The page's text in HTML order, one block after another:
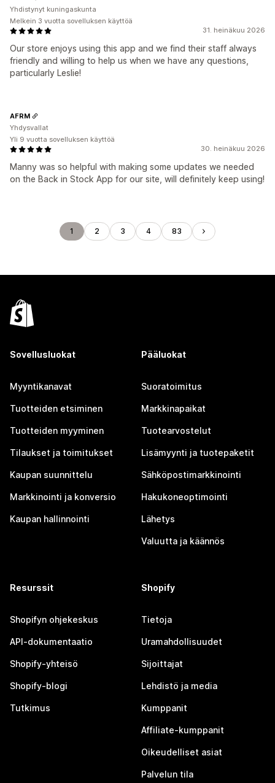
31. heinäkuu 2026
Our store enjoys using this app and we find their staff always
friendly and willing to help us when we have any questions,
particularly Leslie!
Yhdistynyt kuningaskunta
Melkein 3 vuotta sovelluksen käyttöä
30. heinäkuu 2026
Manny was so helpful with making some updates we needed
on the Back in Stock App for our site, will definitely keep using!
AFRM
Yhdysvallat
Yli 9 vuotta sovelluksen käyttöä
1 2 3 4 83
Sovellusluokat
Myyntikanavat
Tuotteiden etsiminen
Tuotteiden myyminen
Tilaukset ja toimitukset
Kaupan suunnittelu
Markkinointi ja konversio
Kaupan hallinnointi
Pääluokat
Suoratoimitus
Markkinapaikat
Tuotearvostelut
Lisämyynti ja tuotepaketit
Sähköpostimarkkinointi
Hakukoneoptimointi
Lähetys
Valuutta ja käännös
Resurssit
Shopifyn ohjekeskus
API-dokumentaatio
Shopify-yhteisö
Shopify-blogi
Tutkimus
Shopify
Tietoja
Uramahdollisuudet
Sijoittajat
Lehdistö ja media
Kumppanit
Affiliate-kumppanit
Oikeudelliset asiat
Palvelun tila